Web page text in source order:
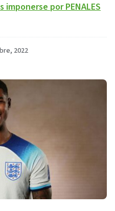
imponerse por PENALES
2022